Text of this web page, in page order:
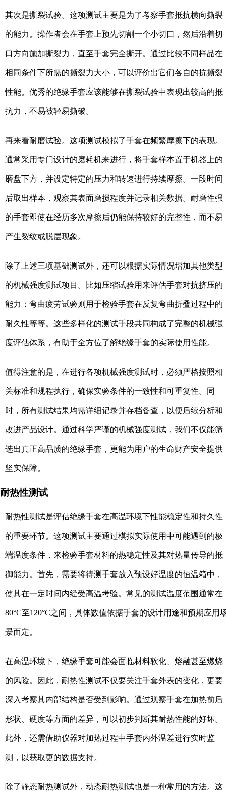
其次是撕裂试验。这项测试主要是为了考察手套抵抗横向撕裂
的能力。操作者会在手套上预先切割一个小切口，然后沿着切
口方向施加撕裂力，直至手套完全撕开。通过比较不同样品在
相同条件下所需的撕裂力大小，可以评价出它们各自的抗撕裂
性能。优秀的绝缘手套应该能够在撕裂试验中表现出较高的抵
抗力，不易被轻易撕破。
再来看耐磨试验。这项测试模拟了手套在频繁摩擦下的表现。
通常采用专门设计的磨耗机来进行，将手套样本置于机器上的
磨盘下方，并设定特定的压力和转速进行持续摩擦。一段时间
后取出样本，观察其表面磨损程度并记录相关数据。耐磨性强
的手套即使在经历多次摩擦后仍能保持较好的完整性，而不易
产生裂纹或脱层现象。
除了上述三项基础测试外，还可以根据实际情况增加其他类型
的机械强度测试项目。比如压缩试验用来评估手套对抗挤压的
能力；弯曲疲劳试验则用于检验手套在反复弯曲折叠过程中的
耐久性等等。这些多样化的测试手段共同构成了完整的机械强
度评估体系，有助于全方位了解绝缘手套的实际使用性能。
值得注意的是，在进行各项机械强度测试时，必须严格按照相
关标准和规程执行，确保实验条件的一致性和可重复性。同
时，所有测试结果均需详细记录并存档备查，以便后续分析和
改进产品设计。通过科学严谨的机械强度测试，我们不仅能筛
选出真正高品质的绝缘手套，更能为用户的生命财产安全提供
坚实保障。
耐热性测试
耐热性测试是评估绝缘手套在高温环境下性能稳定性和持久性
的重要环节。这项测试主要通过模拟实际使用中可能遇到的极
端温度条件，来检验手套材料的热稳定性及其对热量传导的抵
御能力。首先，需要将待测手套放入预设好温度的恒温箱中，
使其在一定时间内经受高温考验。常见的测试温度范围通常在
80°C至120°C之间，具体数值依据手套的设计用途和预期应用
景而定。
在高温环境下，绝缘手套可能会面临材料软化、熔融甚至燃烧
的风险。因此，耐热性测试不仅要关注手套外表的变化，更要
深入考察其内部结构是否受到影响。通过观察手套在加热前后
形状、硬度等方面的差异，可以初步判断其耐热性能的好坏。
此外，还需借助仪器对加热过程中手套内外温差进行实时监
测，以获取更的数据支持。
除了静态耐热测试外，动态耐热测试也是一种常用的方法。这